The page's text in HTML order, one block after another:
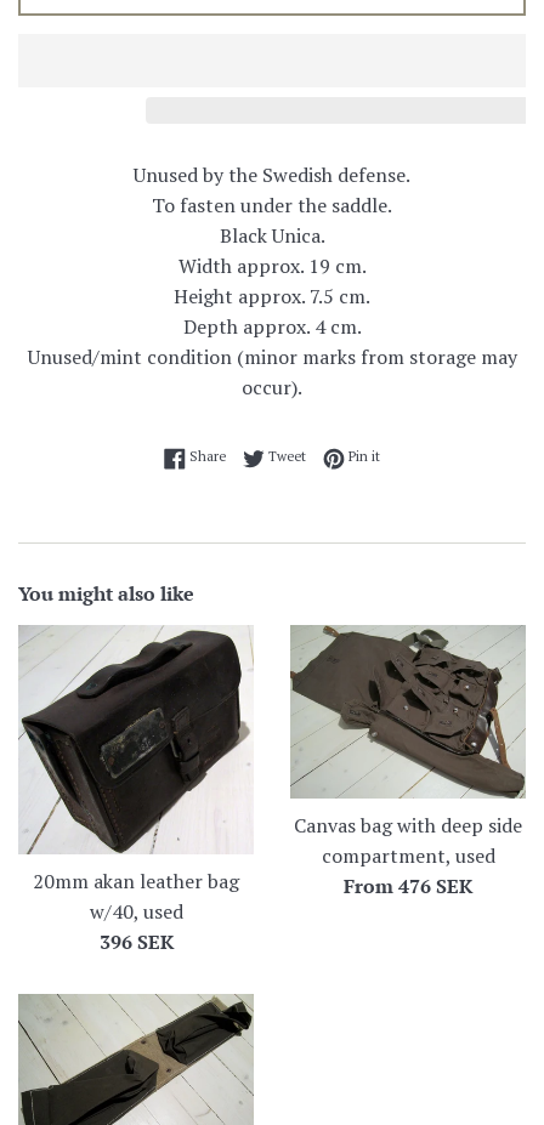
Unused by the Swedish defense.
To fasten under the saddle.
Black Unica.
Width approx. 19 cm.
Height approx. 7.5 cm.
Depth approx. 4 cm.
Unused/mint condition (minor marks from storage may
occur).
ShareShare on Facebook
TweetTweet on Twitter
Pin itPin on Pinterest
You might also like
20mm akan leather bag
w/40, used
Regular
396 SEK
Canvas bag with deep side
compartment, used
From476 SEK